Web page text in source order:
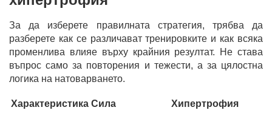
За да изберете правилната стратегия, трябва да
разберете как се различават тренировките и как всяка
променлива влияе върху крайния резултат. Не става
въпрос само за повторения и тежести, а за цялостна
логика на натоварването.
Характеристика Сила Хипертрофия